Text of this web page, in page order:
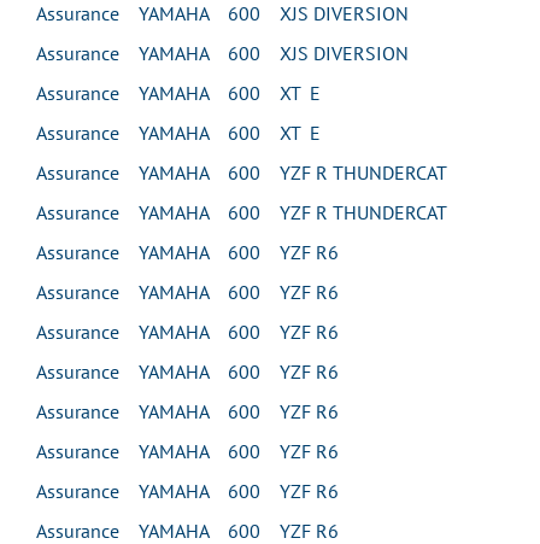
Assurance YAMAHA 600 XJS DIVERSION
Assurance YAMAHA 600 XJS DIVERSION
Assurance YAMAHA 600 XT E
Assurance YAMAHA 600 XT E
Assurance YAMAHA 600 YZF R THUNDERCAT
Assurance YAMAHA 600 YZF R THUNDERCAT
Assurance YAMAHA 600 YZF R6
Assurance YAMAHA 600 YZF R6
Assurance YAMAHA 600 YZF R6
Assurance YAMAHA 600 YZF R6
Assurance YAMAHA 600 YZF R6
Assurance YAMAHA 600 YZF R6
Assurance YAMAHA 600 YZF R6
Assurance YAMAHA 600 YZF R6